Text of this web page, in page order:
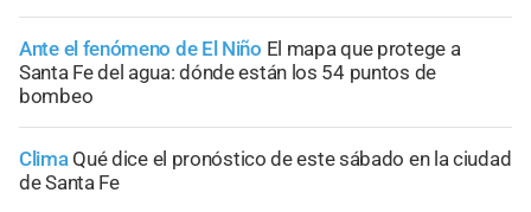
Ante el fenómeno de El Niño El mapa que protege a
Santa Fe del agua: dónde están los 54 puntos de
bombeo
Clima Qué dice el pronóstico de este sábado en la ciudad
de Santa Fe